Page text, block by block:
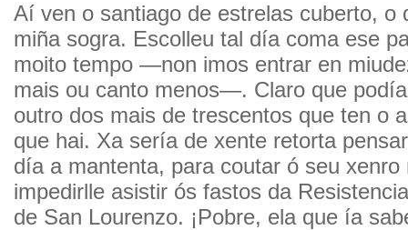
Aí ven o santiago de estrelas cuberto, o
miña sogra. Escolleu tal día coma ese
moito tempo —non imos entrar en
mais ou canto menos—. Claro que
outro dos mais de trescentos que ten o
que hai. Xa sería de xente retorta
día a mantenta, para coutar ó seu xenro
impedirlle asistir ós fastos da
de San Lourenzo. ¡Pobre, ela que ía